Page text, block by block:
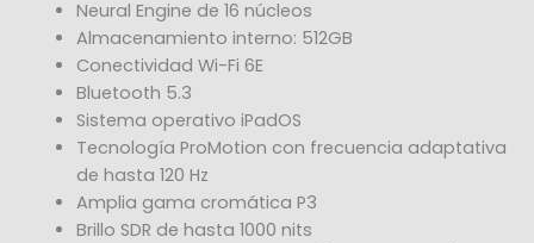
Neural Engine de 16 núcleos
Almacenamiento interno: 512GB
Conectividad Wi-Fi 6E
Bluetooth 5.3
Sistema operativo iPadOS
Tecnología ProMotion con frecuencia adaptativa
de hasta 120 Hz
Amplia gama cromática P3
Brillo SDR de hasta 1000 nits